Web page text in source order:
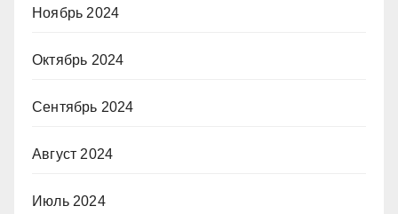
Ноябрь 2024
Октябрь 2024
Сентябрь 2024
Август 2024
Июль 2024